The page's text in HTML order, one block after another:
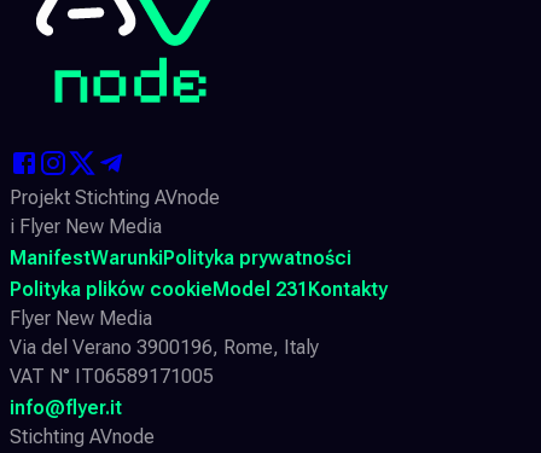
Projekt Stichting AVnode
i Flyer New Media
ManifestWarunki Polityka prywatności
Polityka plików cookie Model 231 Kontakty
Flyer New Media
Via del Verano 3900196, Rome, Italy
VAT N° IT06589171005
info@flyer.it
Stichting AVnode